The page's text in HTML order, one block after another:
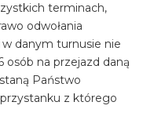
terminach,
odwołania
danym turnusie nie
osób na przejazd daną
Państwo
z którego